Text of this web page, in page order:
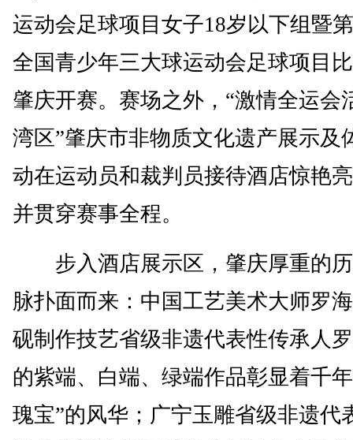
运动会足球项目女子18岁以下组暨
全国青少年三大球运动会足球项目
肇庆开赛。赛场之外，“激情全运会
湾区”肇庆市非物质文化遗产展示及
动在运动员和裁判员接待酒店惊艳
并贯穿赛事全程。
步入酒店展示区，肇庆厚重的
脉扑面而来：中国工艺美术大师罗
砚制作技艺省级非遗代表性传承人
的紫端、白端、绿端作品彰显着千
瑰宝”的风华；广宁玉雕省级非遗代